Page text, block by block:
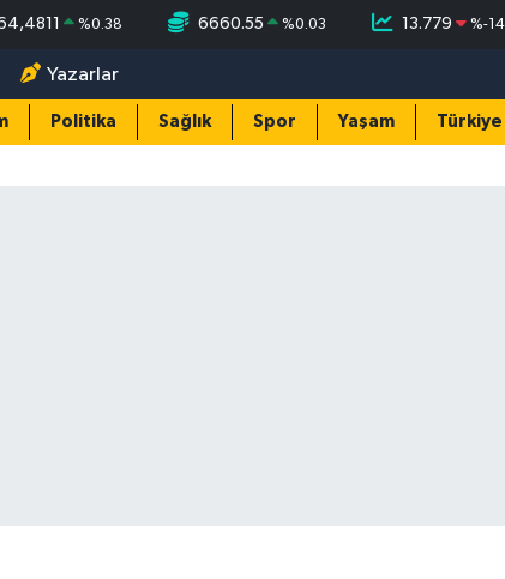
%0.38 6660.55 %0.03 13.779 %-14
Yazarlar
Politika Sağlık Spor Yaşam Türkiye